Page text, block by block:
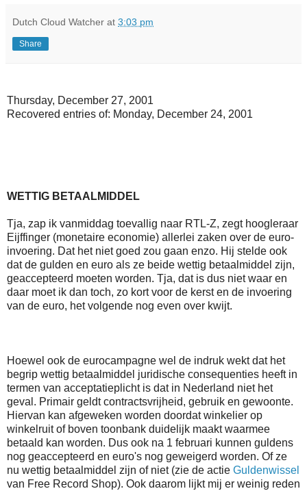
Dutch Cloud Watcher at 3:03 pm
Share
Thursday, December 27, 2001
Recovered entries of: Monday, December 24, 2001
WETTIG BETAALMIDDEL
Tja, zap ik vanmiddag toevallig naar RTL-Z, zegt hoogleraar
Eijffinger (monetaire economie) allerlei zaken over de euro-
invoering. Dat het niet goed zou gaan enzo. Hij stelde ook
dat de gulden en euro als ze beide wettig betaalmiddel zijn,
geaccepteerd moeten worden. Tja, dat is dus niet waar en
daar moet ik dan toch, zo kort voor de kerst en de invoering
van de euro, het volgende nog even over kwijt.
Hoewel ook de eurocampagne wel de indruk wekt dat het
begrip wettig betaalmiddel juridische consequenties heeft in
termen van acceptatieplicht is dat in Nederland niet het
geval. Primair geldt contractsvrijheid, gebruik en gewoonte.
Hiervan kan afgeweken worden doordat winkelier op
winkelruit of boven toonbank duidelijk maakt waarmee
betaald kan worden. Dus ook na 1 februari kunnen guldens
nog geaccepteerd en euro's nog geweigerd worden. Of ze
nu wettig betaalmiddel zijn of niet (zie de actie Guldenwissel
van Free Record Shop). Ook daarom lijkt mij er weinig reden